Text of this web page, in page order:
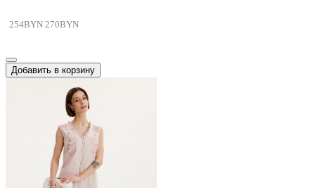
254BYN 270BYN
Добавить в корзину